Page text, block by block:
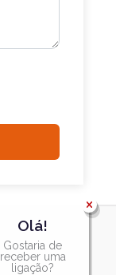
Olá!
Gostaria de
receber uma
ligação?